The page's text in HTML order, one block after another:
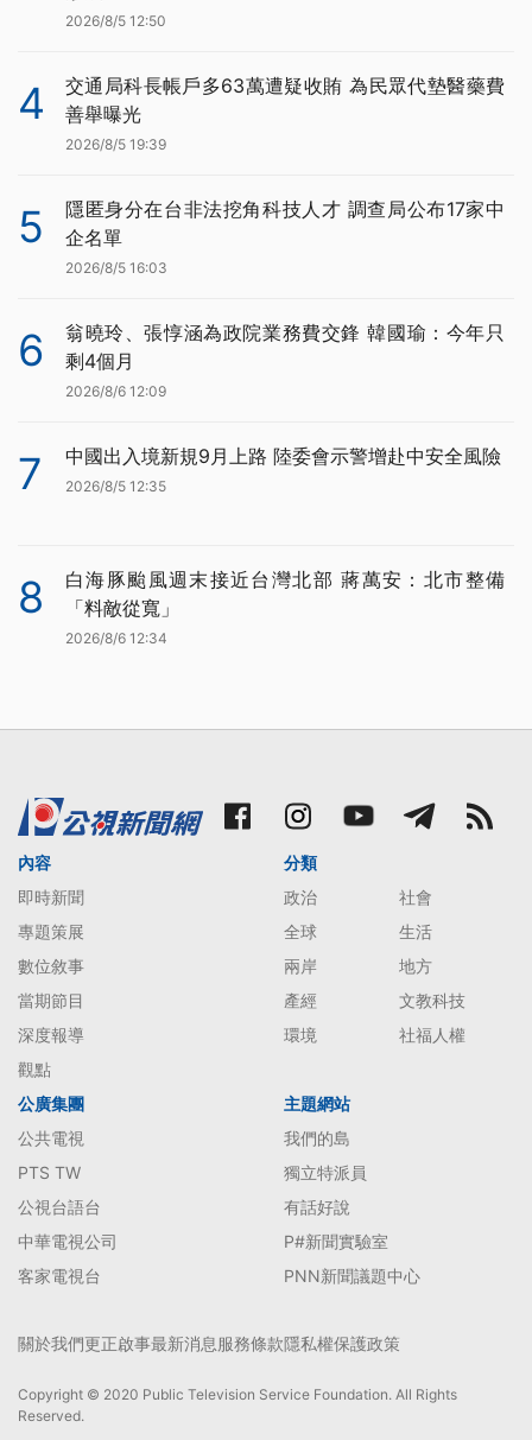
2026/8/5 12:50
4
交通局科長帳戶多63萬遭疑收賄 為民眾代墊醫藥費
善舉曝光
2026/8/5 19:39
5
隱匿身分在台非法挖角科技人才 調查局公布17家中
企名單
2026/8/5 16:03
6
翁曉玲、張惇涵為政院業務費交鋒 韓國瑜：今年只
剩4個月
2026/8/6 12:09
7 中國出入境新規9月上路 陸委會示警增赴中安全風險
2026/8/5 12:35
8
白海豚颱風週末接近台灣北部 蔣萬安：北市整備
「料敵從寬」
2026/8/6 12:34
內容
即時新聞
專題策展
數位敘事
當期節目
深度報導
觀點
分類
政治
社會
全球
生活
兩岸
地方
產經
文教科技
環境
社福人權
公廣集團
公共電視
PTS TW
公視台語台
中華電視公司
客家電視台
主題網站
我們的島
獨立特派員
有話好說
P#新聞實驗室
PNN新聞議題中心
關於我們更正啟事最新消息服務條款隱私權保護政策
Copyright © 2020 Public Television Service Foundation. All Rights
Reserved.